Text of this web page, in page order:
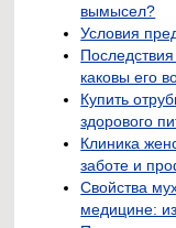
вымысел?
Условия
каковы его
Купить
здорового
Клиника
заботе и
Свойства
медицине: